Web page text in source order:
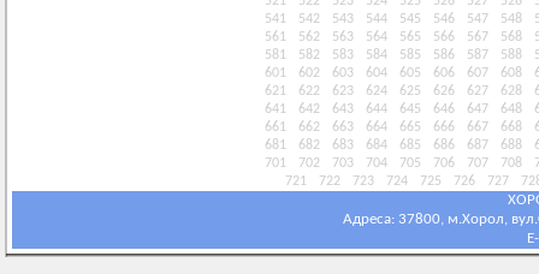
541
542 543 544 545 546 547 548
561
562 563 564 565 566 567 568
581
582 583 584 585 586 587 588
601
602 603 604 605 606 607 608
621
622 623 624 625 626 627 628
641
642 643 644 645 646 647 648
661
662 663 664 665 666 667 668
681
682 683 684 685 686 687 688
701
702 703 704 705 706 707 708
721
722 723 724 725 726 727
Адреса: 37800, м.Хорол,